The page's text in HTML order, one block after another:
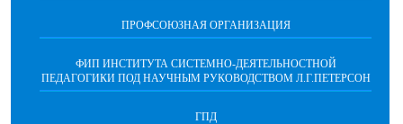
ПРОФСОЮЗНАЯ ОРГАНИЗАЦИЯ
ФИП ИНСТИТУТА СИСТЕМНО-ДЕЯТЕЛЬНОСТНОЙ
ПЕДАГОГИКИ ПОД НАУЧНЫМ РУКОВОДСТВОМ Л.Г.ПЕТЕРСОН
ГПД